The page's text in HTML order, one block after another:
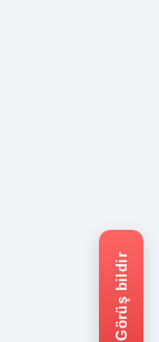
Görüş bildir